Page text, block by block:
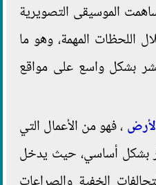
الموسيقى التصويرية
اللحظات المهمة، وهو ما
بشكل واسع على مواقع
، فهو من الأعمال التي
بشكل أساسي، حيث يدخل